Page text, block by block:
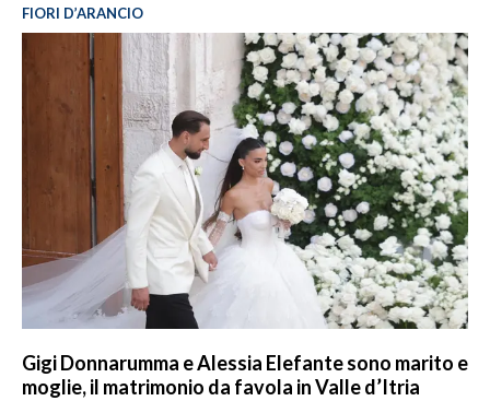
FIORI D’ARANCIO
Gigi Donnarumma e Alessia Elefante sono marito e
moglie, il matrimonio da favola in Valle d’Itria